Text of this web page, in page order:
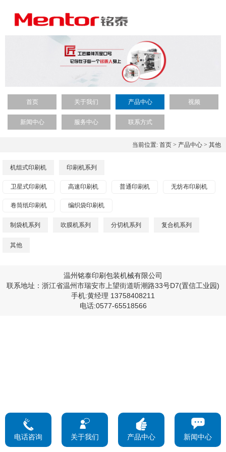
首页 关于我们 产品中心 视频
新闻中心 服务中心 联系方式
当前位置: 首页 > 产品中心 > 其他
机组式印刷机 印刷机系列
卫星式印刷机 高速印刷机 普通印刷机 无纺布印刷机
卷筒纸印刷机 编织袋印刷机
制袋机系列 吹膜机系列 分切机系列 复合机系列
其他
温州铭泰印刷包装机械有限公司
联系地址：浙江省温州市瑞安市上望街道听潮路33号D7(置信工业园)
手机:黄经理 13758408211
电话:0577-65518566
电话咨询 关于我们 产品中心 新闻中心